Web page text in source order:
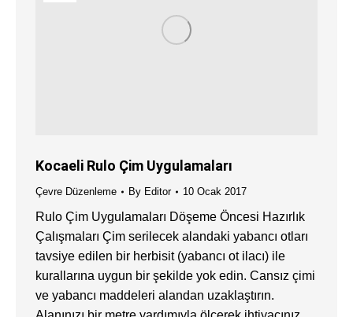
Kocaeli Rulo Çim Uygulamaları
Çevre Düzenleme By Editor 10 Ocak 2017
Rulo Çim Uygulamaları Döşeme Öncesi Hazırlık
Çalışmaları Çim serilecek alandaki yabancı otları
tavsiye edilen bir herbisit (yabancı ot ilacı) ile
kurallarına uygun bir şekilde yok edin. Cansız çimi
ve yabancı maddeleri alandan uzaklaştırın.